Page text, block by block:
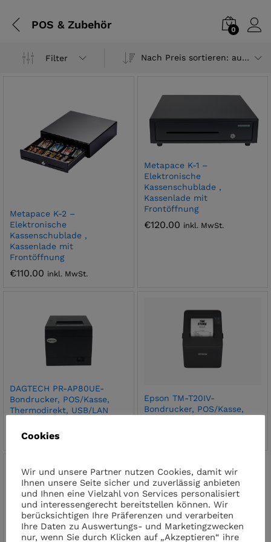
POS & Zubehör 0
Filter Nach Preis sortieren: aufsteigend
Metapace K-2 –
Elektronische
Kassenschublade ,
Kassenlade mit
Frontöffnung
€110.00 inkl. MwSt.
Metapace K-1 –
Elektronische
Kassenschublade ,
Kassenlade mit
Frontöffnung
€120.00 inkl. MwSt.
DAGTECH PR-AP80UE-
Bondrucker, POS/Kasse,
Thermodirekt, USB/LAN
Epson TM-T20IV-
Bondrucker, POS/Kasse,
Cookies
Wir und unsere Partner nutzen Cookies, damit wir
Ihnen unsere Seite sicher und zuverlässig anbieten
und Ihnen eine Vielzahl von Services personalisiert
und interessengerecht bereitstellen können. Wir
berücksichtigen Ihre Präferenzen und verarbeiten
Ihre Daten zu Auswertungs- und Marketingzwecken
nur, wenn Sie durch Klicken auf „Akzeptieren“ ihre